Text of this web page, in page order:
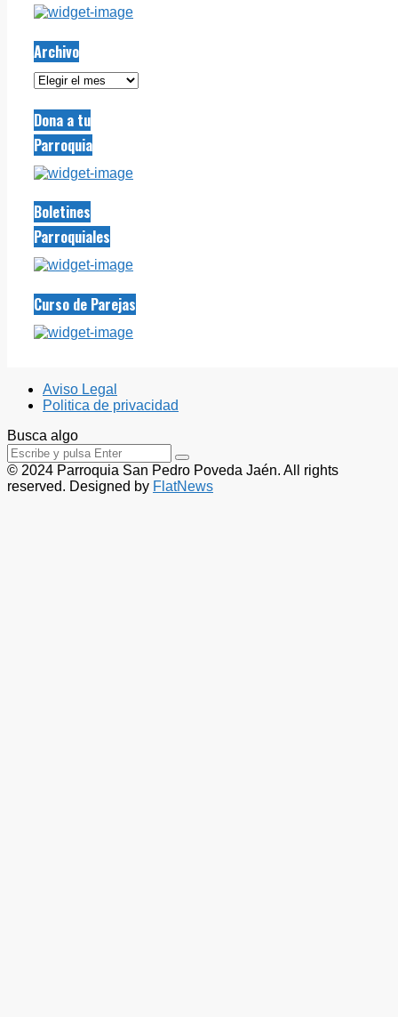
Archivo
Archivo
Dona a tu
Parroquia
Boletines
Parroquiales
Curso de Parejas
Aviso Legal
Politica de privacidad
Busca algo
© 2024 Parroquia San Pedro Poveda Jaén. All rights
reserved. Designed by FlatNews